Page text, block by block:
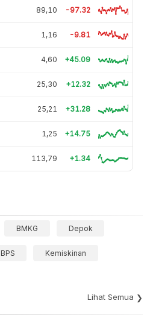
89,10 -97.32
1,16 -9.81
4,60 +45.09
25,30 +12.32
25,21 +31.28
1,25 +14.75
113,79 +1.34
BMKG Depok
BPS Kemiskinan
Lihat Semua